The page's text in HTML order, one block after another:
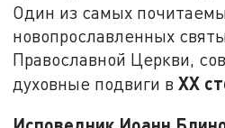
Один из самых
новопрославленных
Православной Церкви,
духовные подвиги вXX